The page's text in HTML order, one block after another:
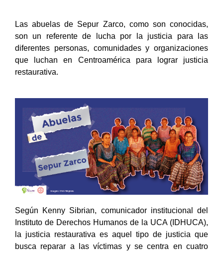
Las abuelas de Sepur Zarco, como son conocidas,
son un referente de lucha por la justicia para las
diferentes personas, comunidades y organizaciones
que luchan en Centroamérica para lograr justicia
restaurativa.
Según Kenny Sibrian, comunicador institucional del
Instituto de Derechos Humanos de la UCA (IDHUCA),
la justicia restaurativa es aquel tipo de justicia que
busca reparar a las víctimas y se centra en cuatro